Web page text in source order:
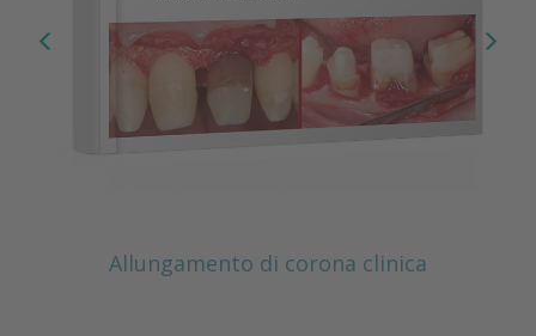
Allungamento di corona clinica